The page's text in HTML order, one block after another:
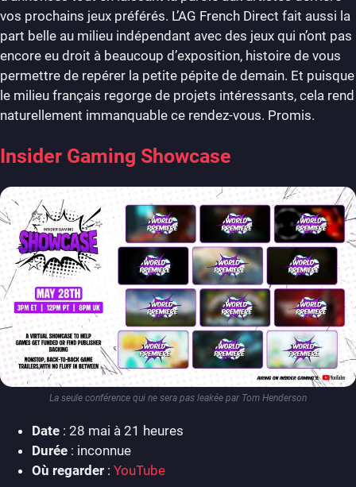
vos prochains jeux préférés. L’AG French Direct fait aussi la
part belle au milieu indépendant avec des jeux qui n’ont pas
encore eu droit à beaucoup d’exposition, histoire de vous
permettre de repérer la petite pépite de demain. Et puisque
le milieu français regorge de projets intéressants, cela rend
naturellement immanquable ce rendez-vous. Promis.
Insider Gaming Showcase
La seule conférence qui ne sera pas leakée par Tom Henderson
Date : 28 mai à 21 heures
Durée : inconnue
Où regarder : YouTube